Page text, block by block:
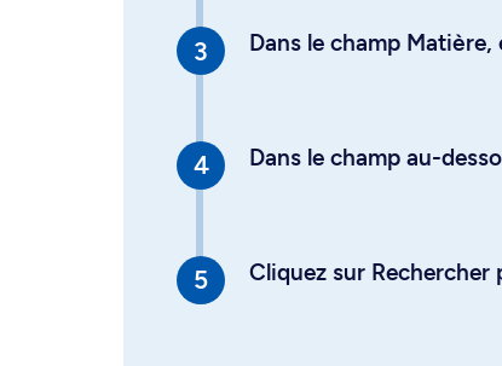
Dans le champ
Dans le champ au-
Cliquez sur